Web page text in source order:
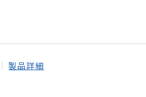
製品詳細